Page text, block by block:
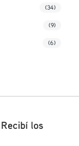
(34)
(9)
(6)
los